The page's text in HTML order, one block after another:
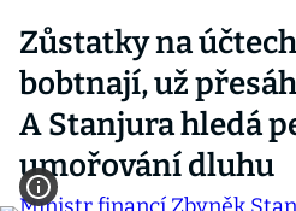
Zůstatky na
bobtnají, už
A Stanjura hledá
umořování dluhu